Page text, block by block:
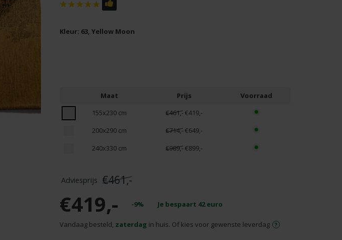
Kleur: 63, Yellow Moon
Maat Prijs
Voorraad
155x230 cm
€461,-€419,-
200x290 cm
€714,-€649,-
240x330 cm
€989,-€899,-
€461,-
€419,- -9% Je bespaart 42euro
Vandaag besteld, zaterdag in huis. Of kies voor gewenste leverdag